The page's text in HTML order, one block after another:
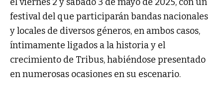
festival del que participarán bandas nacionales
y locales de diversos géneros, en ambos casos,
íntimamente ligados a la historia y el
crecimiento de Tribus, habiéndose presentado
en numerosas ocasiones en su escenario.